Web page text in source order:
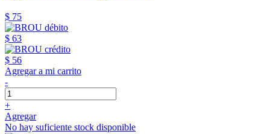
$ 75
$ 63
$ 56
Agregar a mi carrito
-
+
Agregar
No hay suficiente stock disponible